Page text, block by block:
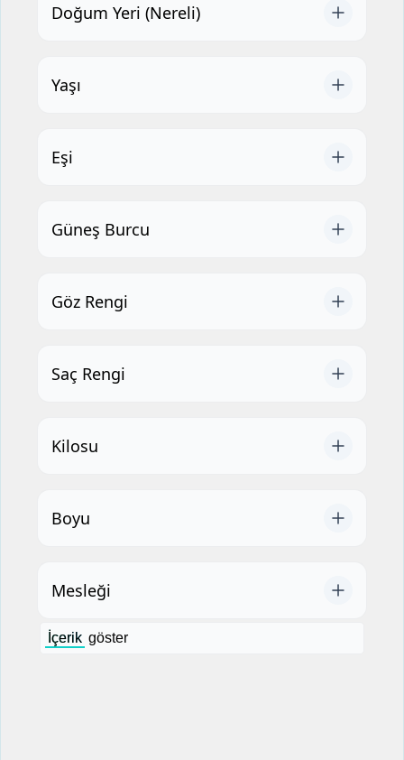
Doğum Yeri (Nereli)
Yaşı
Eşi
Güneş Burcu
Göz Rengi
Saç Rengi
Kilosu
Boyu
Mesleği
İçerik göster